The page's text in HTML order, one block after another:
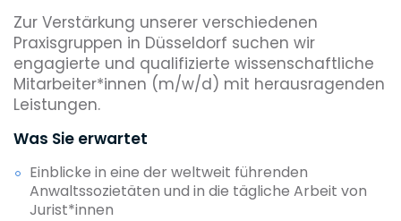
Zur Verstärkung unserer verschiedenen
Praxisgruppen in Düsseldorf suchen wir
engagierte und qualifizierte wissenschaftliche
Mitarbeiter*innen (m/w/d) mit herausragenden
Leistungen.
Was Sie erwartet
Einblicke in eine der weltweit führenden
Anwaltssozietäten und in die tägliche Arbeit von
Jurist*innen